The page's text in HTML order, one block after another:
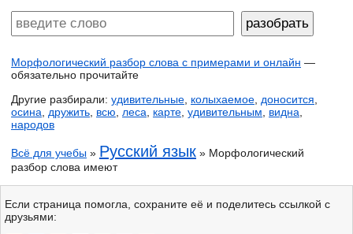
Морфологический разбор слова с примерами и онлайн —
обязательно прочитайте
Другие разбирали: удивительные колыхаемое доносится
осина
дружить всю леса карте удивительным видна
народов
Всё для учебы » Русский язык » Морфологический
разбор слова имеют
Если страница помогла, сохраните её и поделитесь ссылкой с
друзьями: